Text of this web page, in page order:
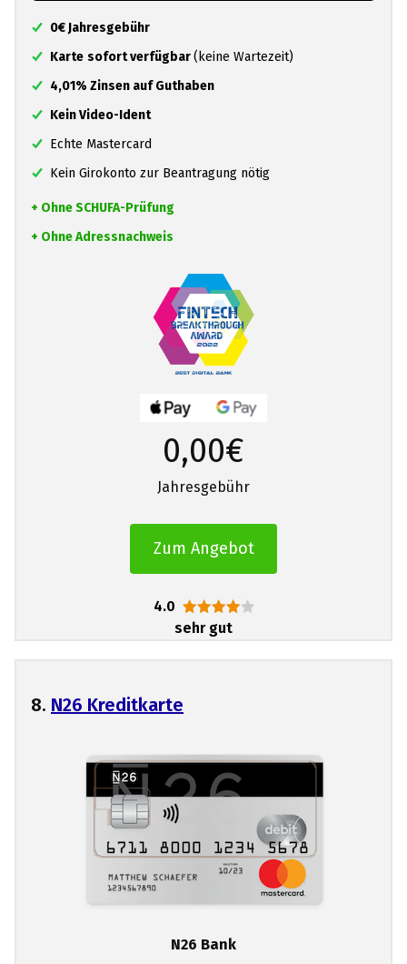
0€ Jahresgebühr
Karte sofort verfügbar(keine Wartezeit)
4,01% Zinsen auf Guthaben
Kein Video-Ident
Echte Mastercard
Kein Girokonto zur Beantragung nötig
+ Ohne SCHUFA-Prüfung
+ Ohne Adressnachweis
0,00€
Jahresgebühr
Zum Angebot
4.0
sehr gut
8. N26 Kreditkarte
N26 Bank